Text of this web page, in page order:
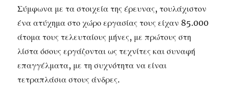
Σύμφωνα με τα στοιχεία της έρευνας, τουλάχιστον
ένα ατύχημα στο χώρο εργασίας τους είχαν 85.000
άτομα τους τελευταίους μήνες, με πρώτους στη
λίστα όσους εργάζονται ως τεχνίτες και συναφή
επαγγέλματα, με τη συχνότητα να είναι
τετραπλάσια στους άνδρες.